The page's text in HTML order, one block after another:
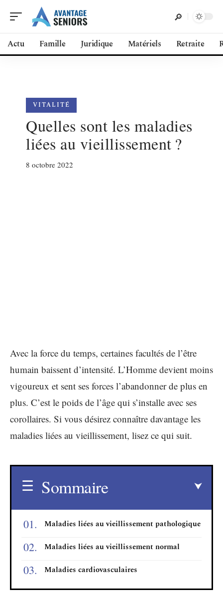
Actu Famille Juridique Matériels Retraite
VITALITÉ
Quelles sont les maladies
liées au vieillissement ?
8 octobre 2022
Avec la force du temps, certaines facultés de l’être
humain baissent d’intensité. L’Homme devient moins
vigoureux et sent ses forces l’abandonner de plus en
plus. C’est le poids de l’âge qui s’installe avec ses
corollaires. Si vous désirez connaître davantage les
maladies liées au vieillissement, lisez ce qui suit.
Sommaire
Maladies liées au vieillissement pathologique
Maladies liées au vieillissement normal
Maladies cardiovasculaires